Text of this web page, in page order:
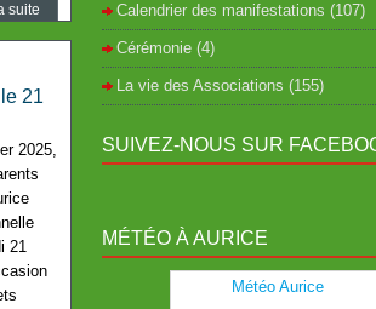
suite
21
2025,
21
Calendrier des manifestations (107)
Cérémonie (4)
La vie des Associations (155)
SUIVEZ-NOUS SUR
MÉTÉO À AURICE